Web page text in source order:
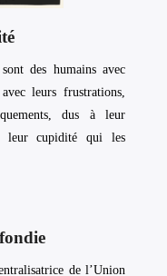
des humains avec
leurs frustrations,
dus à leur
leur cupidité qui les
de l’Union